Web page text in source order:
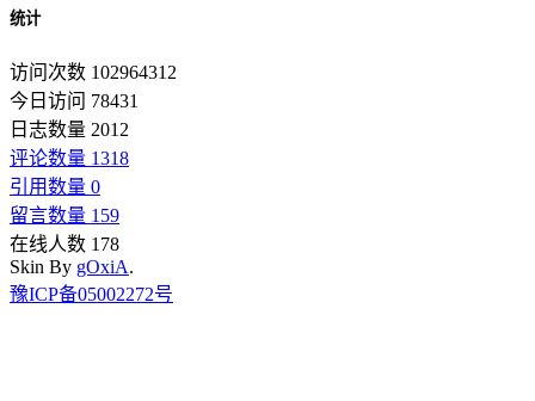
统计
访问次数 102964312
今日访问 78431
日志数量 2012
评论数量 1318
引用数量 0
留言数量 159
在线人数 178
Skin By gOxiA.
豫ICP备05002272号